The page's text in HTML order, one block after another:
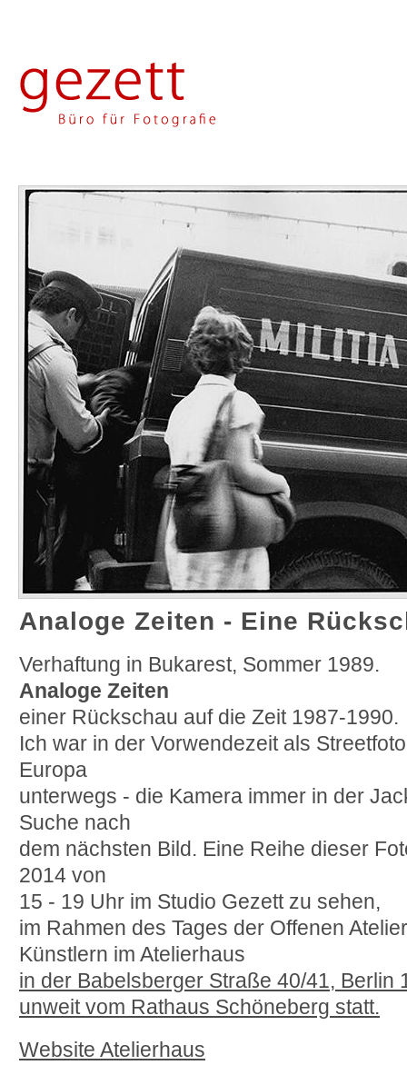
Analoge Zeiten - Eine
Verhaftung in Bukarest, Sommer 1989.
Analoge Zeiten
einer Rückschau auf die Zeit 1987-1990.
Ich war in der Vorwendezeit als
Europa
unterwegs - die Kamera immer in der
Suche nach
dem nächsten Bild. Eine Reihe dieser
2014 von
15 - 19 Uhr im Studio Gezett zu sehen,
im Rahmen des Tages der Offenen
Künstlern im Atelierhaus
in der Babelsberger Straße 40/41, Berlin
unweit vom Rathaus Schöneberg statt.
Website Atelierhaus